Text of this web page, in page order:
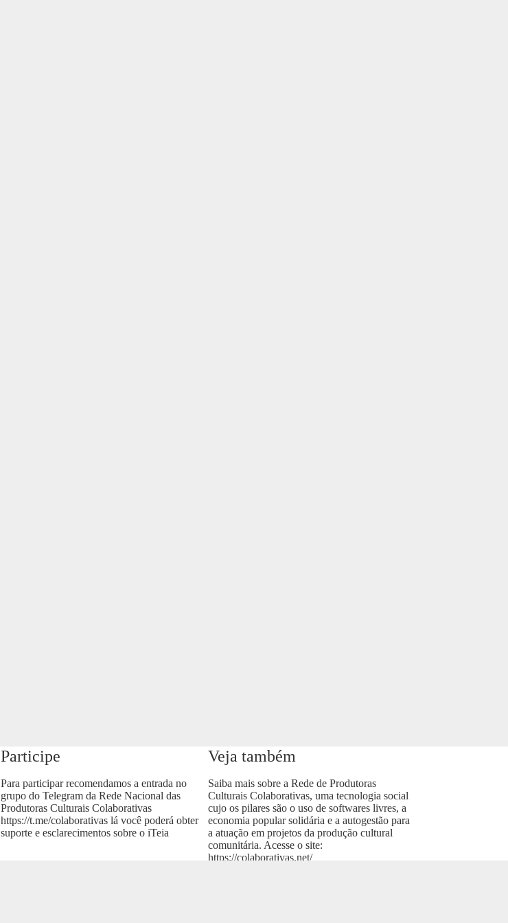
Participe
Para participar recomendamos a entrada no
grupo do Telegram da Rede Nacional das
Produtoras Culturais Colaborativas
https://t.me/colaborativaslá você poderá obter
suporte e esclarecimentos sobre o iTeia
Veja também
Saiba mais sobre a Rede de Produtoras
Culturais Colaborativas, uma tecnologia social
cujo os pilares são o uso de softwares livres, a
economia popular solidária e a autogestão para
a atuação em projetos da produção cultural
comunitária. Acesse o site:
https://colaborativas.net/